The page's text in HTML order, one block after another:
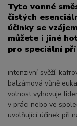
Tyto vonné
čistých
účinky se
můžete i jiné
pro speciální
intenzivní svěží,
balzámová vůně
volnost vyhovuje
v práci nebo ve
uvolňující účinek při